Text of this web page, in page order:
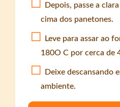
Depois, passe a
cima dos panetones.
Leve para assar ao
180O C por cerca de
Deixe descansando
ambiente.